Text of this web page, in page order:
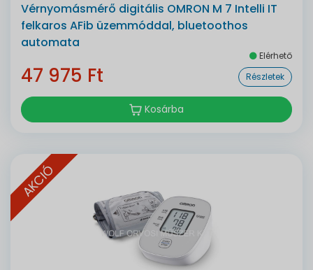
Vérnyomásmérő digitális OMRON M 7 Intelli IT
felkaros AFib üzemmóddal, bluetoothos
automata
Elérhető
47 975 Ft Részletek
Kosárba
AKCIÓ